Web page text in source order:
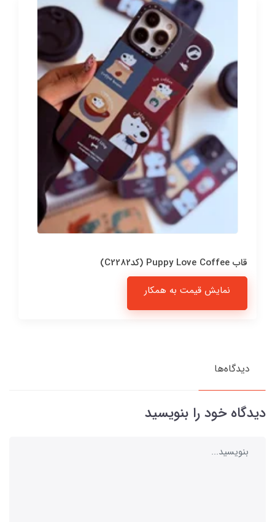
قاب Puppy Love Coffee (کدC2282)
نمایش قیمت به همکار
دیدگاه‌ها
دیدگاه خود را بنویسید